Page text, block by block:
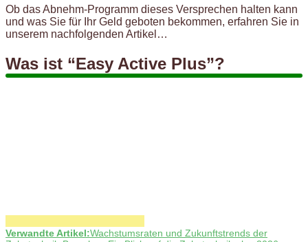
Ob das Abnehm-Programm dieses Versprechen halten kann
und was Sie für Ihr Geld geboten bekommen, erfahren Sie in
unserem nachfolgenden Artikel…
Was ist “Easy Active Plus”?
Verwandte Artikel:Wachstumsraten und Zukunftstrends der